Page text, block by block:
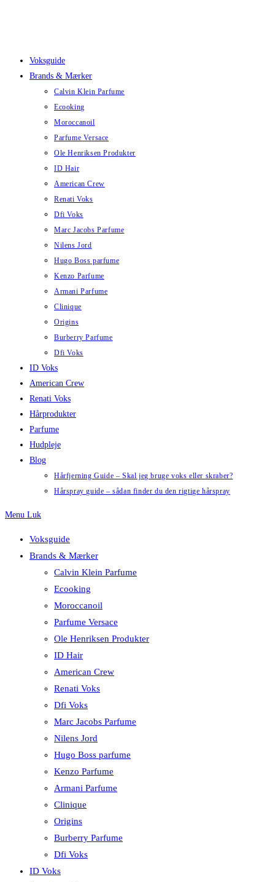
Voksguide
Brands & Mærker
Calvin Klein Parfume
Ecooking
Moroccanoil
Parfume Versace
Ole Henriksen Produkter
ID Hair
American Crew
Renati Voks
Dfi Voks
Marc Jacobs Parfume
Nilens Jord
Hugo Boss parfume
Kenzo Parfume
Armani Parfume
Clinique
Origins
Burberry Parfume
Dfi Voks
ID Voks
American Crew
Renati Voks
Hårprodukter
Parfume
Hudpleje
Blog
Hårfjerning Guide – Skal jeg bruge voks eller skraber?
Hårspray guide – sådan finder du den rigtige hårspray
Menu Luk
Voksguide
Brands & Mærker
Calvin Klein Parfume
Ecooking
Moroccanoil
Parfume Versace
Ole Henriksen Produkter
ID Hair
American Crew
Renati Voks
Dfi Voks
Marc Jacobs Parfume
Nilens Jord
Hugo Boss parfume
Kenzo Parfume
Armani Parfume
Clinique
Origins
Burberry Parfume
Dfi Voks
ID Voks